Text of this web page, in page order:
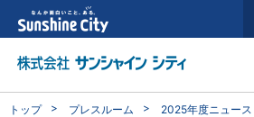
トップ プレスルーム
2025年度ニュー